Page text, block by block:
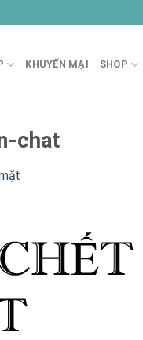
KHUYẾN MẠI SHOP
chat